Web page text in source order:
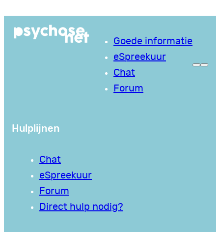
naar
Goede informatie
eSpreekuur
Chat
Forum
Hulplijnen
Chat
eSpreekuur
Forum
Direct hulp nodig?